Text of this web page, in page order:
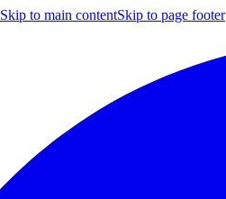
Skip to main contentSkip to page footer